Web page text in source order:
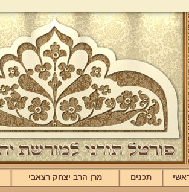
תכנים מרן הרב יצחק רצאבי